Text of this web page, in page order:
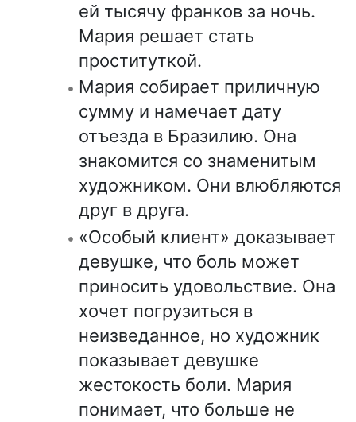
ей тысячу франков за ночь.
Мария решает стать
проституткой.
Мария собирает приличную
сумму и намечает дату
отъезда в Бразилию. Она
знакомится со знаменитым
художником. Они влюбляются
друг в друга.
«Особый клиент» доказывает
девушке, что боль может
приносить удовольствие. Она
хочет погрузиться в
неизведанное, но художник
показывает девушке
жестокость боли. Мария
понимает, что больше не